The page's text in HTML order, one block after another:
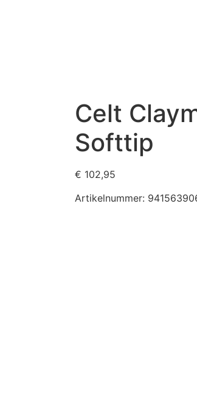
Celt
Softtip
€ 102,95
Artikelnummer: